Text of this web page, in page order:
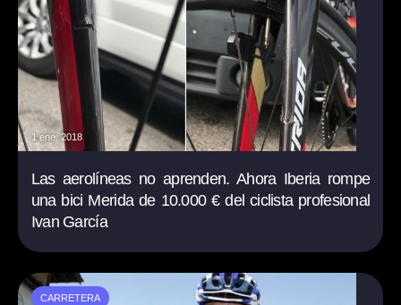
1 ene. 2018
Las aerolíneas no aprenden. Ahora Iberia rompe
una bici Merida de 10.000 € del ciclista profesional
Ivan García
CARRETERA